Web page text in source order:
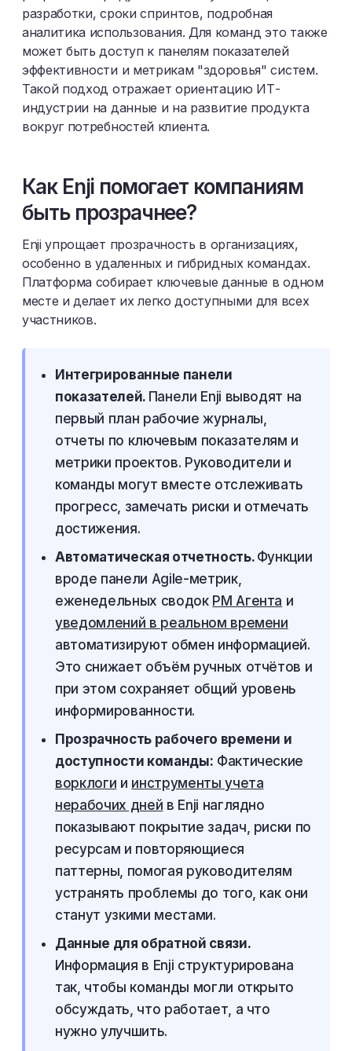
разработки, сроки спринтов, подробная
аналитика использования. Для команд это также
может быть доступ к панелям показателей
эффективности и метрикам "здоровья" систем.
Такой подход отражает ориентацию ИТ-
индустрии на данные и на развитие продукта
вокруг потребностей клиента.
Как Enji помогает компаниям
быть прозрачнее?
Enji упрощает прозрачность в организациях,
особенно в удаленных и гибридных командах.
Платформа собирает ключевые данные в одном
месте и делает их легко доступными для всех
участников.
Интегрированные панели
показателей. Панели Enji выводят на
первый план рабочие журналы,
отчеты по ключевым показателям и
метрики проектов. Руководители и
команды могут вместе отслеживать
прогресс, замечать риски и отмечать
достижения.
Автоматическая отчетность. Функции
вроде панели Agile-метрик,
еженедельных сводок PM Агента и
уведомлений в реальном времени
автоматизируют обмен информацией.
Это снижает объём ручных отчётов и
при этом сохраняет общий уровень
информированности.
Прозрачность рабочего времени и
доступности команды: Фактические
ворклоги и инструменты учета
нерабочих дней в Enji наглядно
показывают покрытие задач, риски по
ресурсам и повторяющиеся
паттерны, помогая руководителям
устранять проблемы до того, как они
станут узкими местами.
Данные для обратной связи.
Информация в Enji структурирована
так, чтобы команды могли открыто
обсуждать, что работает, а что
нужно улучшить.